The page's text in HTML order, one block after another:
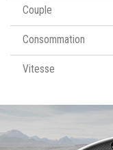
Couple
Consommation
Vitesse